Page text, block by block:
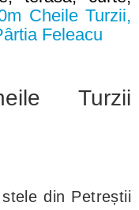
Cheile Turzii,
Feleacu
Turzii
din Petreștii